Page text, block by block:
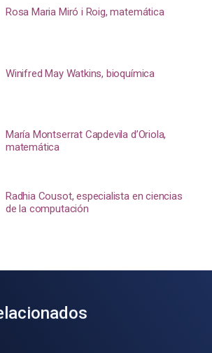
Rosa Maria Miró i Roig, matemática
Winifred May Watkins, bioquímica
María Montserrat Capdevila d’Oriola,
matemática
Radhia Cousot, especialista en ciencias
de la computación